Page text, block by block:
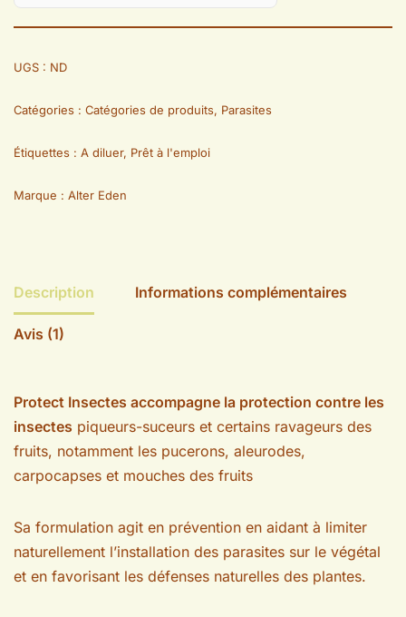
UGS : ND
Catégories : Catégories de produits, Parasites
Étiquettes : A diluer, Prêt à l'emploi
Marque : Alter Eden
Description Informations complémentaires
Avis (1)
Protect Insectes accompagne la protection contre les
insectes piqueurs-suceurs et certains ravageurs des
fruits, notamment les pucerons, aleurodes,
carpocapses et mouches des fruits
Sa formulation agit en prévention en aidant à limiter
naturellement l’installation des parasites sur le végétal
et en favorisant les défenses naturelles des plantes.